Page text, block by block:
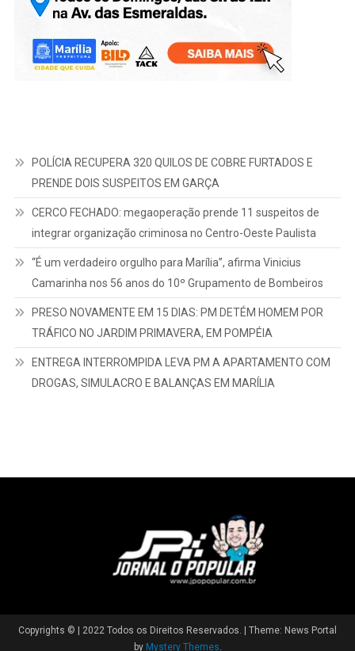
POLÍCIA RECUPERA 320 QUILOS DE COBRE FURTADOS E
PRENDE DOIS SUSPEITOS EM GARÇA
CERCO FECHADO: megaoperação prende 11 suspeitos de
integrar organização criminosa no Centro-Oeste Paulista
“É um verdadeiro orgulho para Marília”, afirma Vinicius
Camarinha nos 56 anos do 10º Grupamento de Bombeiros
PRESO NOVAMENTE EM 15 DIAS: PM DETÉM HOMEM POR
TRÁFICO NO JARDIM PRIMAVERA, EM POMPÉIA
ENTREGA INTERROMPIDA LEVA PM A APARTAMENTO COM
DROGAS, SIMULACRO E BALANÇAS EM MARÍLIA
Copyrights © | 2022 Todos os Direitos Reservados. | Theme: News Portal
by Mystery Themes